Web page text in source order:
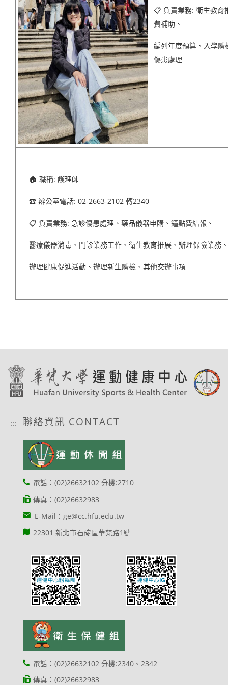
📋 負責業務: 衛生教育
費補助、
編列年度預算、入學
傷患處理
🏠 職稱: 護理師
☎ 辨公室電話: 02-2663-2102 轉2340
📋 負責業務: 急診傷患處理、藥品儀器申購、鐘點費結報、
醫療儀器消毒、門診業務工作、衛生教育推展、辦理保險業務、
辦理健康促進活動、辦理新生體檢、其他交辦事項
::: 聯絡資訊 CONTACT
電話：(02)26632102 分機:2710
傳真：(02)26632983
E-Mail：ge@cc.hfu.edu.tw
22301 新北市石碇區華梵路1號
電話：(02)26632102 分機:2340、2342
傳真：(02)26632983